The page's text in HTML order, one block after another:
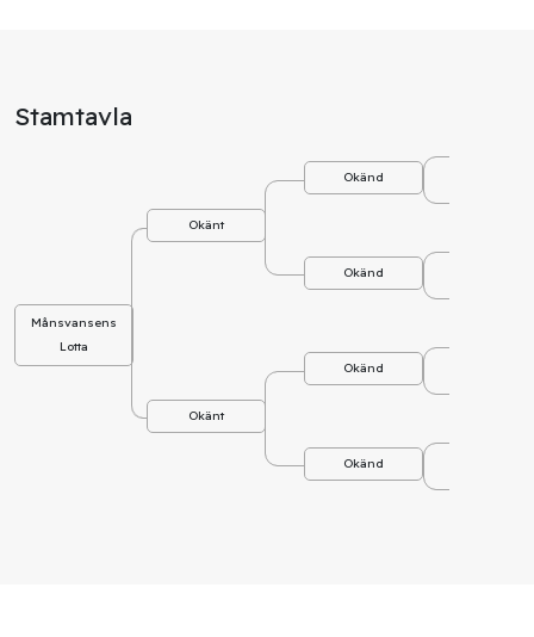
Stamtavla
Månsvansens
Lotta
Okänt
Okänd
Okänd
Okänt
Okänd
Okänd